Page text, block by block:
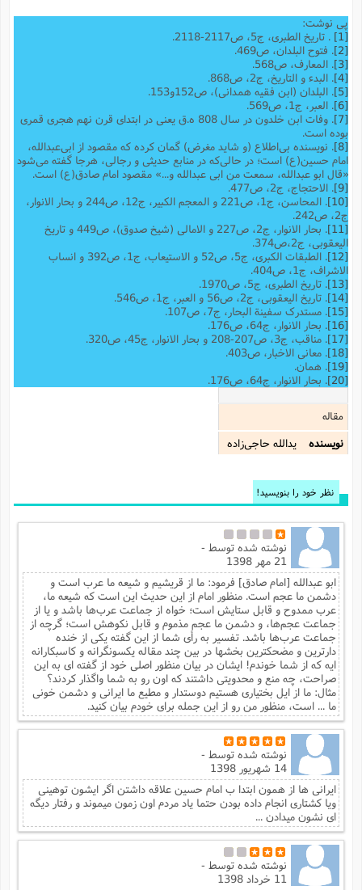
پی نوشت:
. تاریخ الطبری، ج5، ص2117-2118.
. فتوح البلدان، ص469.
. المعارف، ص568.
. البدء و التاریخ، ج2، ص868.
. البلدان (ابن فقیه همدانی)، ص152و153.
. العبر، ج1، ص569.
. وفات ابن خلدون در سال 808 ه.ق یعنی در ابتدای قرن نهم هجری قمری
بوده است.
. نویسنده بی‌اطلاع (و شاید مغرض) گمان کرده که مقصود از ابی‌عبدالله،
امام حسین(ع) است؛ در حالی‌که در منابع حدیثی و رجالی، هرجا گفته می‌شود
«قال ابو عبدالله، سمعت من ابی عبدالله و...» مقصود امام صادق(ع) است.
. الاحتجاج، ج2، ص477.
. المحاسن، ج1، ص221 و المعجم الکبیر، ج12، ص244 و بحار الانوار،
ج2، ص242.
. بحار الانوار، ج2، ص227 و الامالی (شیخ صدوق)، ص449 و تاریخ
الیعقوبى، ج‌2،ص374.
. الطبقات الکبری، ج5، ص52 و الاستیعاب، ج1، ص392 و انساب
الاشراف، ج1، ص404.
. تاریخ الطبری، ج5، ص1970.
. تاریخ الیعقوبی،‌ ج2، ص56 و العبر، ج1، ص546.
. مستدرک سفینة البحار، ج7، ص107.
. بحار الانوار، ج64، ص176.
. مناقب، ج3، ص207-208 و بحار الانوار، ج45، ص320.
. معانی الاخبار، ص403.
. همان.
. بحار الانوار، ج64، ص176.
مقاله
نویسنده
یدالله حاجی‌زاده
نظر خود را بنویسید!
نوشته شده توسط-
21 مهر 1398
ابو عبدالله [امام صادق] فرمود: ما از قریشیم و شیعه ما عرب است و
دشمن ما عجم است. منظور امام از این حدیث این است که شیعه ما،
عرب ممدوح و قابل ستایش است؛ خواه از جماعت عرب‌ها باشد و یا از
جماعت عجم‌ها، و دشمن ما عجم مذموم و قابل نکوهش است؛ گرچه از
جماعت عرب‌ها باشد. تفسیر به رأی شما از این گفته یکی از خنده
دارترین و مضحکترین بخشها در بین چند مقاله یکسونگرانه و کاسبکارانه
ایه که از شما خوندم! ایشان در بیان منظور اصلی خود از گفته ای به این
صراحت، چه منع و محدویتی داشتند که اون رو به شما واگذار کردند؟
مثال: ما از ایل بختیاری هستیم دوستدار و مطیع ما ایرانی و دشمن خونی
ما ... است، منظور من رو از این جمله برای خودم بیان کنید.
نوشته شده توسط-
14 شهریور 1398
ایرانی ها از همون ابتدا ب امام حسین علاقه داشتن اگر ایشون توهینی
ویا کشتاری انجام داده بودن حتما یاد مردم اون زمون میموند و رفتار دیگه
ای نشون میدادن ...
نوشته شده توسط-
11 خرداد 1398